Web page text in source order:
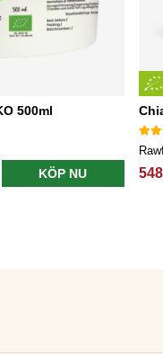
500ml
KÖP NU